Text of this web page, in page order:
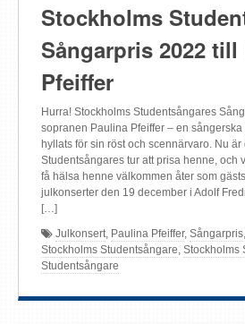
Stockholms
Sångarpris 2022
Pfeiffer
Hurra! Stockholms Studentsångares
sopranen Paulina Pfeiffer – en
hyllats för sin röst och scennärvaro. Nu
Studentsångares tur att prisa henne, och
få hälsa henne välkommen åter som
julkonserter den 19 december i Adolf
[…]
Julkonsert, Paulina Pfeiffer, Sångarpris,
Stockholms Studentsångare, Stockholms
Studentsångare